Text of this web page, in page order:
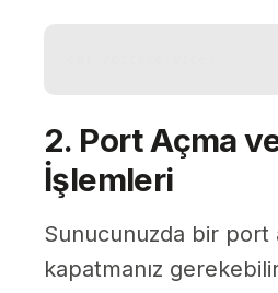
2. Port Açma
İşlemleri
Sunucunuzda bir port
kapatmanız